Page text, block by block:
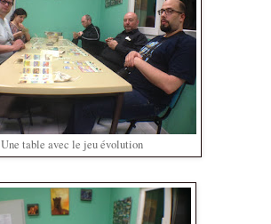
Une table avec le jeu évolution